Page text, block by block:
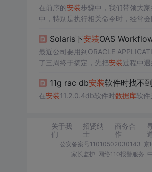
在前序的安装步骤中，我们带领大
中，特别是执行相关命令时，经常
Solaris下安装OAS
最近公司要用到ORACLE
了三周终于搞定，先把安装过程中
11g rac db安装软件时找不
在安装11.2.0.4db软件时数据库软件
关于我
们
招贤纳
士
商务合
作
公安备案号11010502030143 京
家长监护 网络110报警服务